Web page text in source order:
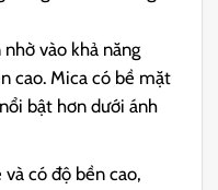
vào khả năng
cao. Mica có bề mặt
bật hơn dưới ánh
có độ bền cao,